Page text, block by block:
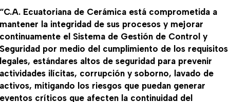
Ecuatoriana de Cerámica está comprometida a
la integridad de sus procesos y mejorar
el Sistema de Gestión de Control y
por medio del cumplimiento de los requisitos
estándares altos de seguridad para prevenir
ilícitas, corrupción y soborno, lavado de
mitigando los riesgos que puedan generar
críticos que afecten la continuidad del